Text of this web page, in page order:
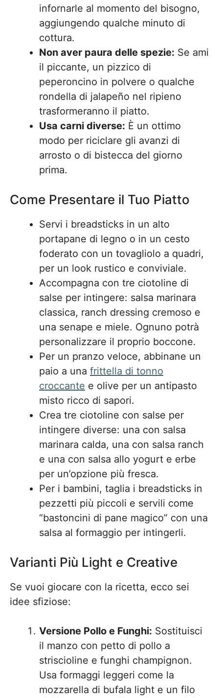
infornarle al momento del bisogno,
aggiungendo qualche minuto di
cottura.
Non aver paura delle spezie: Se ami
il piccante, un pizzico di
peperoncino in polvere o qualche
rondella di jalapeño nel ripieno
trasformeranno il piatto.
Usa carni diverse: È un ottimo
modo per riciclare gli avanzi di
arrosto o di bistecca del giorno
prima.
Come Presentare il Tuo Piatto
Servi i breadsticks in un alto
portapane di legno o in un cesto
foderato con un tovagliolo a quadri,
per un look rustico e conviviale.
Accompagna con tre ciotoline di
salse per intingere: salsa marinara
classica, ranch dressing cremoso e
una senape e miele. Ognuno potrà
personalizzare il proprio boccone.
Per un pranzo veloce, abbinane un
paio a una frittella di tonno
croccante e olive per un antipasto
misto ricco di sapori.
Crea tre ciotoline con salse per
intingere diverse: una con salsa
marinara calda, una con salsa ranch
e una con salsa allo yogurt e erbe
per un’opzione più fresca.
Per i bambini, taglia i breadsticks in
pezzetti più piccoli e servili come
“bastoncini di pane magico” con una
salsa al formaggio per intingerli.
Varianti Più Light e Creative
Se vuoi giocare con la ricetta, ecco sei
idee sfiziose:
Versione Pollo e Funghi: Sostituisci
il manzo con petto di pollo a
striscioline e funghi champignon.
Usa formaggi leggeri come la
mozzarella di bufala light e un filo